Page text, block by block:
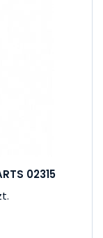
02315